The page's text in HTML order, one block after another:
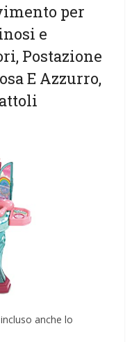
per
e
Postazione
E Azzurro,
anche lo